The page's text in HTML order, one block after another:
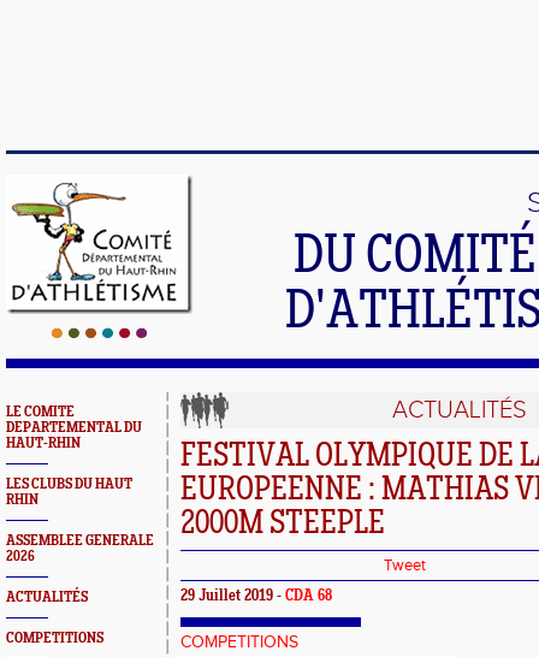
DU
LE COMITE
DEPARTEMENTAL DU
HAUT-RHIN
LES CLUBS DU HAUT
RHIN
ASSEMBLEE GENERALE
2026
ACTUALITÉS
COMPETITIONS
ACTUALITÉS
FESTIVAL OLYMPIQUE DE
EUROPEENNE : MATHIAS
2000M STEEPLE
Tweet
29 Juillet 2019 - CDA 68
COMPETITIONS